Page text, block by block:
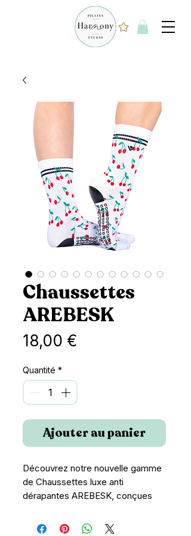
Chaussettes
AREBESK
18,00 €
Quantité *
Ajouter au panier
Découvrez notre nouvelle gamme
de Chaussettes luxe anti
dérapantes AREBESK, conçues
gamme aussi chic que glamour,